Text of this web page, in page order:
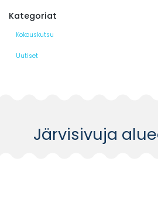
Kategoriat
Kokouskutsu
Uutiset
Järvisivuja